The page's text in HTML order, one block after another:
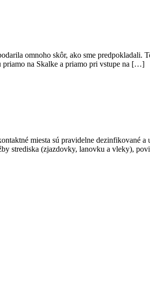
omnoho skôr, ako sme predpokladali.
priamo na Skalke a priamo pri vstupe na […]
miesta sú pravidelne dezinfikované a
strediska (zjazdovky, lanovku a vleky),